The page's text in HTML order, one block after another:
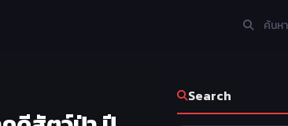
Search